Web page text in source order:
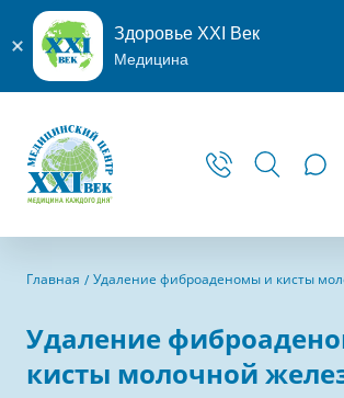
Здоровье XXI Век
Медицина
Главная Удаление фиброаденомы и кисты
Удаление
кисты молочной